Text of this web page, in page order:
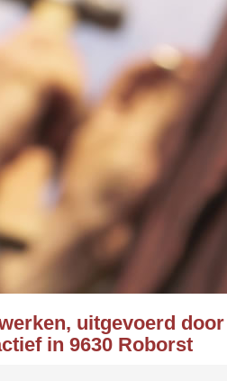
uitgevoerd door
in 9630 Roborst